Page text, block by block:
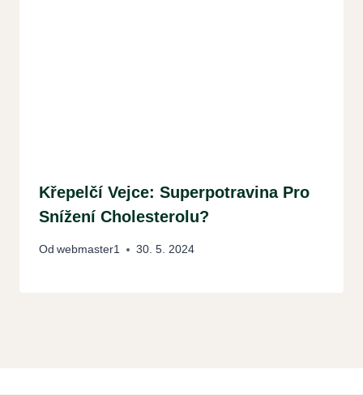
Křepelčí Vejce: Superpotravina Pro
Snížení Cholesterolu?
Od webmaster1 30. 5. 2024